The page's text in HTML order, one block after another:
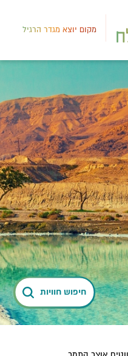
מקום יוצא מגדר הרגיל
חיפוש חוויות